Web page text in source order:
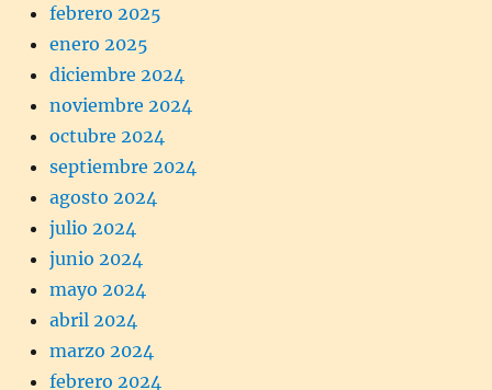
febrero 2025
enero 2025
diciembre 2024
noviembre 2024
octubre 2024
septiembre 2024
agosto 2024
julio 2024
junio 2024
mayo 2024
abril 2024
marzo 2024
febrero 2024